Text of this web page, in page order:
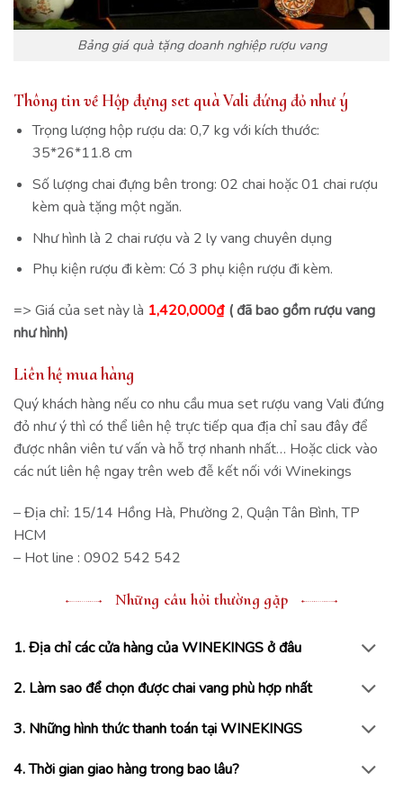
Bảng giá quà tặng doanh nghiệp rượu vang
Thông tin về Hộp đựng set quà Vali đứng đỏ như ý
Trọng lượng hộp rượu da: 0,7 kg với kích thước:
35*26*11.8 cm
Số lượng chai đựng bên trong: 02 chai hoặc 01 chai rượu
kèm quà tặng một ngăn.
Như hình là 2 chai rượu và 2 ly vang chuyên dụng
Phụ kiện rượu đi kèm: Có 3 phụ kiện rượu đi kèm.
=> Giá của set này là 1,420,000₫ ( đã bao gồm rượu vang
như hình)
Liên hệ mua hàng
Quý khách hàng nếu co nhu cầu mua set rượu vang Vali đứng
đỏ như ý thì có thể liên hệ trực tiếp qua địa chỉ sau đây để
được nhân viên tư vấn và hỗ trợ nhanh nhất… Hoặc click vào
các nút liên hệ ngay trên web đễ kết nối với Winekings
– Địa chỉ: 15/14 Hồng Hà, Phường 2, Quận Tân Bình, TP
HCM
– Hot line : 0902 542 542
Những câu hỏi thường gặp
1. Địa chỉ các cửa hàng của WINEKINGS ở đâu
2. Làm sao để chọn được chai vang phù hợp nhất
3. Những hình thức thanh toán tại WINEKINGS
4. Thời gian giao hàng trong bao lâu?